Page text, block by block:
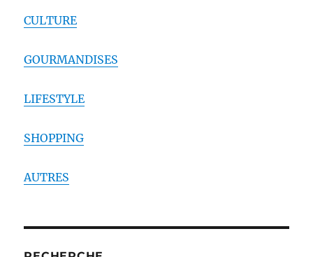
CULTURE
GOURMANDISES
LIFESTYLE
SHOPPING
AUTRES